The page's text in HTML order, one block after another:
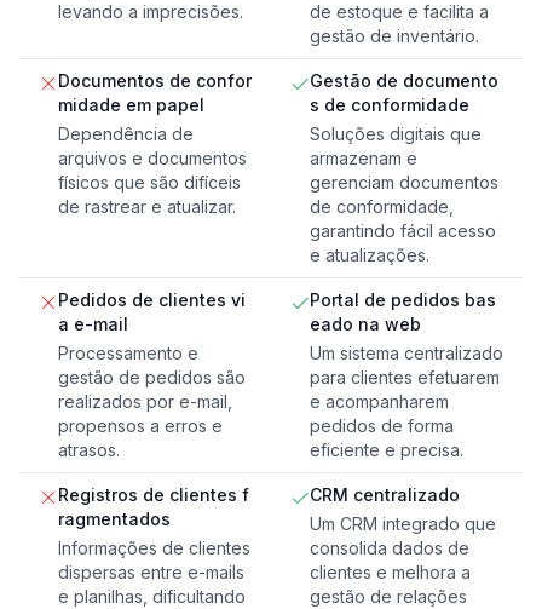
levando a imprecisões.
de estoque e facilita a
gestão de inventário.
Documentos de confor
midade em papel
Dependência de
arquivos e documentos
físicos que são difíceis
de rastrear e atualizar.
Gestão de documento
s de conformidade
Soluções digitais que
armazenam e
gerenciam documentos
de conformidade,
garantindo fácil acesso
e atualizações.
Pedidos de clientes vi
a e-mail
Processamento e
gestão de pedidos são
realizados por e-mail,
propensos a erros e
atrasos.
Portal de pedidos bas
eado na web
Um sistema centralizado
para clientes efetuarem
e acompanharem
pedidos de forma
eficiente e precisa.
Registros de clientes f
ragmentados
Informações de clientes
dispersas entre e-mails
e planilhas, dificultando
CRM centralizado
Um CRM integrado que
consolida dados de
clientes e melhora a
gestão de relações